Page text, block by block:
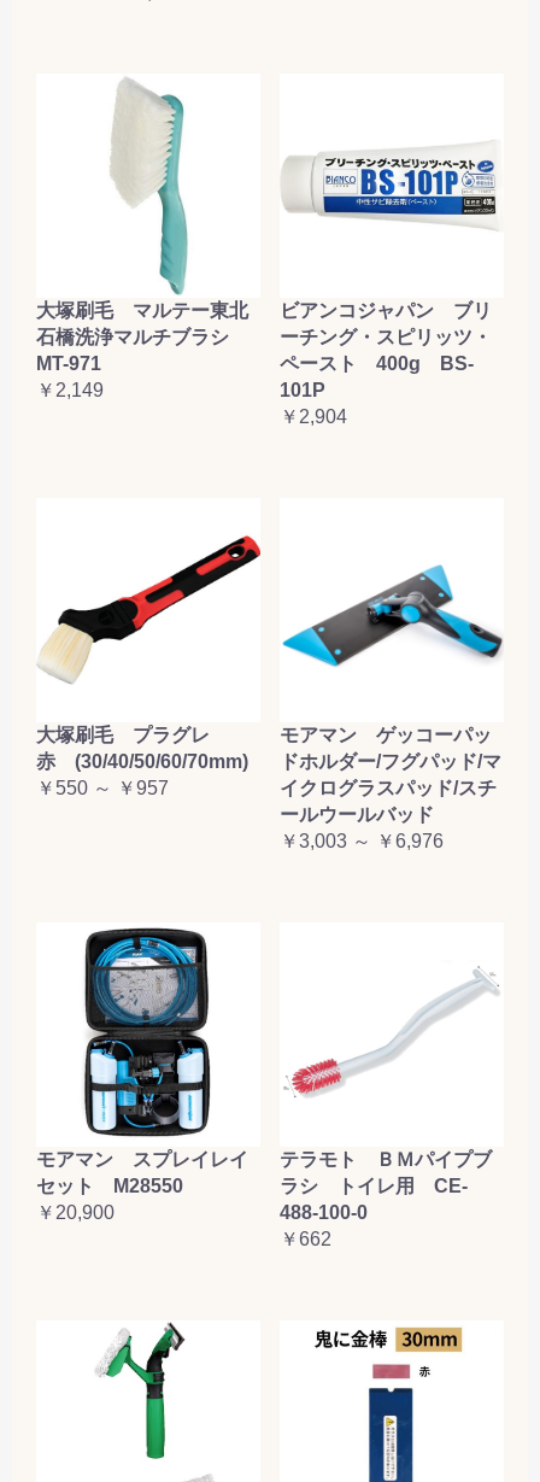
大塚刷毛 マルテー東北
石橋洗浄マルチブラシ
MT-971
￥2,149
ビアンコジャパン ブリ
ーチング・スピリッツ・
ペースト 400g BS-
101P
￥2,904
大塚刷毛 プラグレ
赤 (30/40/50/60/70mm)
￥550 ～ ￥957
モアマン ゲッコーパッ
ドホルダー/フグパッド/マ
イクログラスパッド/スチ
ールウールバッド
￥3,003 ～ ￥6,976
モアマン スプレイレイ
セット M28550
￥20,900
テラモト ＢＭパイプブ
ラシ トイレ用 CE-
488-100-0
￥662